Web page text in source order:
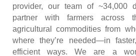
provider, our team of ~34,000
partner with farmers across
agricultural commodities from
where they’re needed—in
efficient ways. We are a